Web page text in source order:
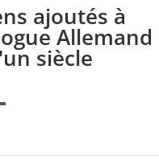
ajoutés à
Allemand
siècle